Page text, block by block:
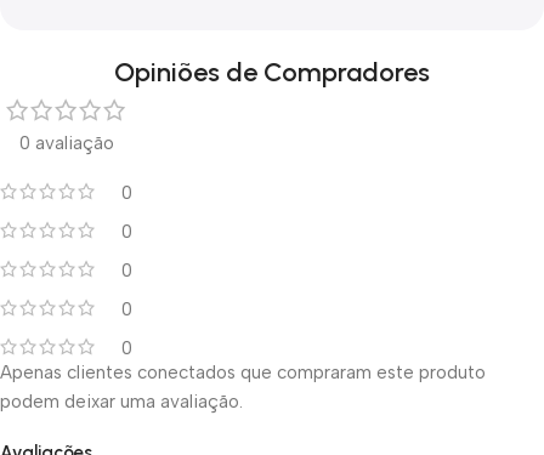
Opiniões de Compradores
0 avaliação
0
0
0
0
0
Apenas clientes conectados que compraram este produto
podem deixar uma avaliação.